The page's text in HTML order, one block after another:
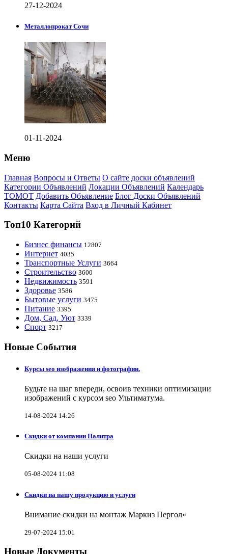
27-12-2024
Металлопрокат Сочи
01-11-2024
Меню
Главная Вопросы и Ответы О сайте доски объявлений
Категории Объявлений Локации Объявлений Календарь
ТОМОТ Добавить Объявление Блог Доски Объявлений
Контакты Карта Сайта Вход в Личный Кабинет
Топ10 Категорий
Бизнес финансы 12807
Интернет 4035
Транспортные Услуги 3664
Строительство 3600
Недвижимость 3591
Здоровье 3586
Бытовые услуги 3475
Питание 3395
Дом, Сад, Уют 3339
Спорт 3217
Новые События
Курсы seo изображения и фотографии.
Будьте на шаг впереди, освоив техники оптимизации
изображений с курсом seo Ультиматума.
14-08-2024 14:26
Скидки от компании Палитра
Скидки на наши услуги
05-08-2024 11:08
Скидки на нашу продукцию и услуги
Внимание скидки на монтаж Маркиз Пергол»
29-07-2024 15:01
Новые Документы